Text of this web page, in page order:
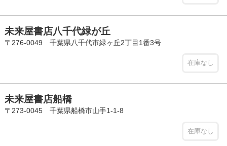
未来屋書店八千代緑が丘
〒276-0049 千葉県八千代市緑ヶ丘2丁目1番3号
在庫なし
未来屋書店船橋
〒273-0045 千葉県船橋市山手1-1-8
在庫なし